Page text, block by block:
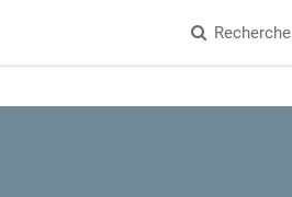
Recherche